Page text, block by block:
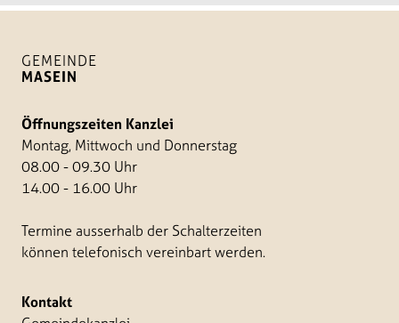
GEMEINDE
MASEIN
Öffnungszeiten Kanzlei
Montag, Mittwoch und Donnerstag
08.00 - 09.30 Uhr
14.00 - 16.00 Uhr
Termine ausserhalb der Schalterzeiten
können telefonisch vereinbart werden.
Kontakt